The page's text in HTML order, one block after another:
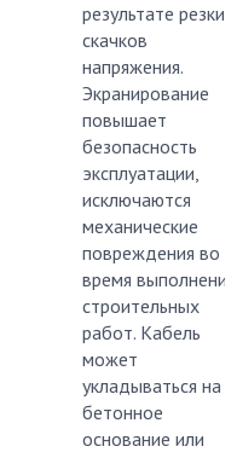
результате резких
скачков
напряжения.
Экранирование
повышает
безопасность
эксплуатации,
исключаются
механические
повреждения во
время выполнения
строительных
работ. Кабель
может
укладываться на
бетонное
основание или